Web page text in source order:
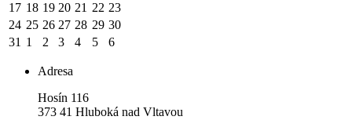
17 18 19 20 21 22 23
24 25 26 27 28 29 30
31 1 2 3 4 5 6
Adresa
Hosín 116
373 41 Hluboká nad Vltavou